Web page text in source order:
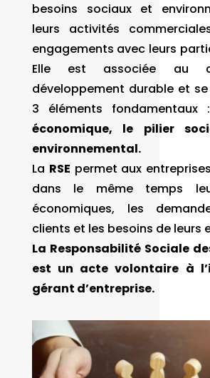
besoins sociaux et
leurs activités
engagements avec leurs
Elle est associée au
développement durable et
3 éléments fondamentaux
économique, le pilier
environnemental.
La RSE permet aux
dans le même temps
économiques, les
clients et les besoins de leurs
La Responsabilité Sociale
est un acte volontaire à
gérant d’entreprise.